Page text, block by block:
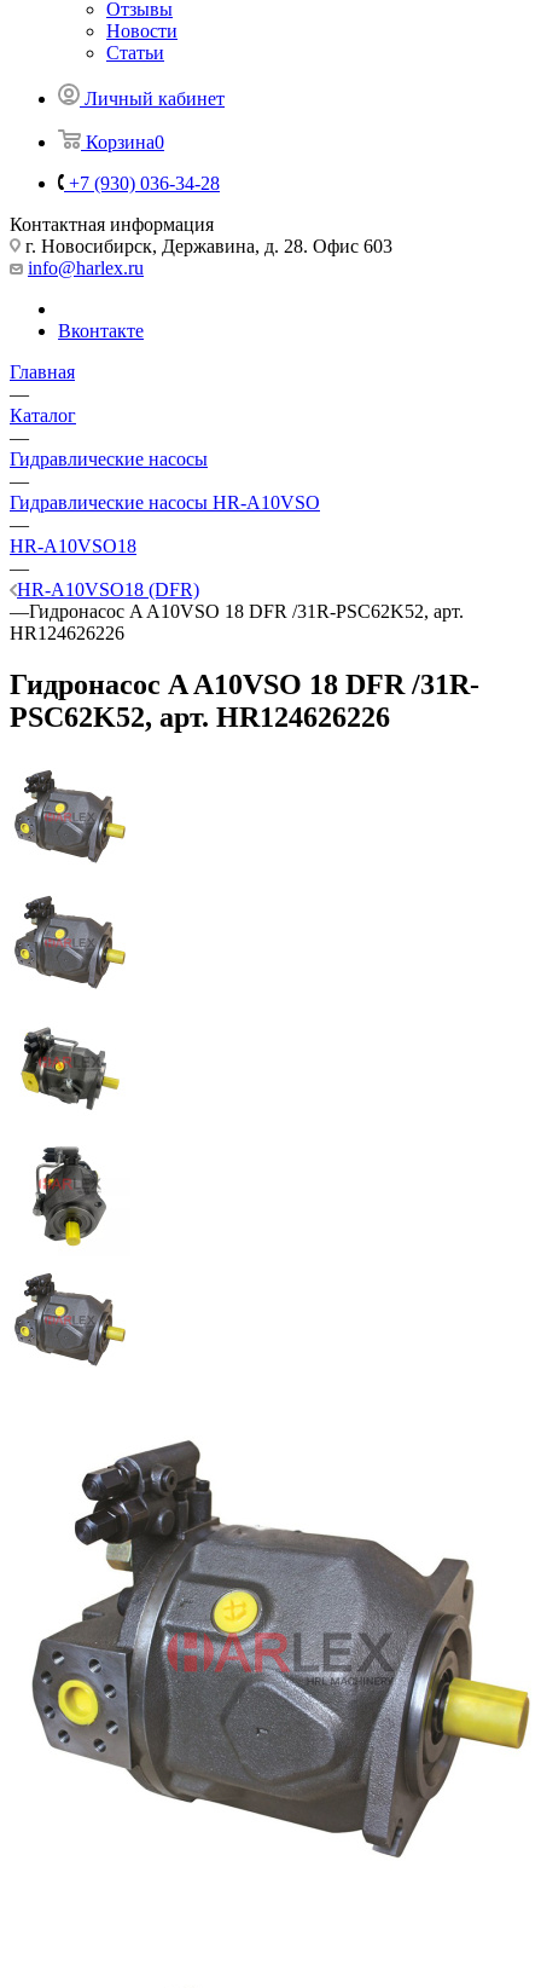
Отзывы
Новости
Статьи
Личный кабинет
Корзина0
+7 (930) 036-34-28
Контактная информация
г. Новосибирск, Державина, д. 28. Офис 603
info@harlex.ru
Вконтакте
Главная
—
Каталог
—
Гидравлические насосы
—
Гидравлические насосы HR-A10VSO
—
HR-A10VSO18
—
HR-A10VSO18 (DFR)
—Гидронасос A A10VSO 18 DFR /31R-PSC62K52, арт.
HR124626226
Гидронасос A A10VSO 18 DFR /31R-
PSC62K52, арт. HR124626226